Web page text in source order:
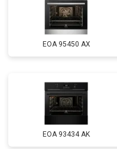
EOA 95450 AX
EOA 93434 AK